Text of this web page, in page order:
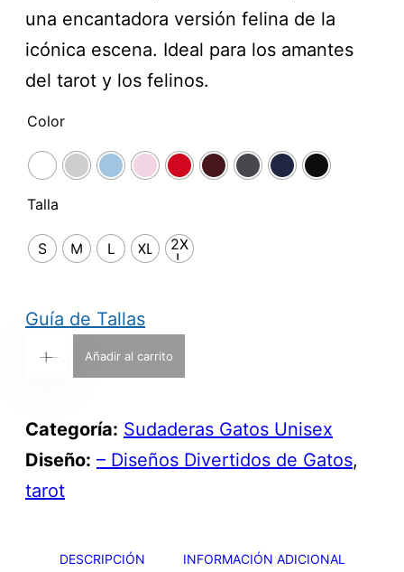
i
o
o
i
g
n
l
e
:
4
9
i
o
a
t
u
l
:
,
9
€
una encantadora versión felina de la
icónica escena. Ideal para los amantes
del tarot y los felinos.
Color
Talla
S M L XL
2X
L
Guía de Tallas
a
d
e
Añadir al carrito
Categoría: Sudaderas Gatos Unisex
Diseño: – Diseños Divertidos de Gatos
tarot
DESCRIPCIÓN INFORMACIÓN ADICIONAL